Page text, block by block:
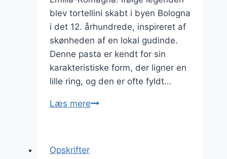
blev tortellini skabt i byen Bologna
i det 12. århundrede, inspireret af
skønheden af en lokal gudinde.
Denne pasta er kendt for sin
karakteristiske form, der ligner en
lille ring, og den er ofte fyldt…
Læs mereTortellini
Opskrifter